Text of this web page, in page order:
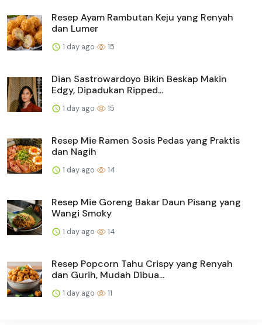
Resep Ayam Rambutan Keju yang Renyah
dan Lumer
1 day ago 15
Dian Sastrowardoyo Bikin Beskap Makin
Edgy, Dipadukan Ripped...
1 day ago 15
Resep Mie Ramen Sosis Pedas yang Praktis
dan Nagih
1 day ago 14
Resep Mie Goreng Bakar Daun Pisang yang
Wangi Smoky
1 day ago 14
Resep Popcorn Tahu Crispy yang Renyah
dan Gurih, Mudah Dibua...
1 day ago 11